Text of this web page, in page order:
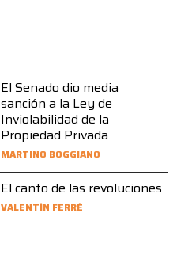
El Senado dio media
sanción a la Ley de
Inviolabilidad de la
Propiedad Privada
MARTINO BOGGIANO
El canto de las revoluciones
VALENTÍN FERRÉ